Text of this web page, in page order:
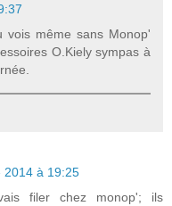
même sans Monop'
O.Kiely sympas à
2014 à 19:25
filer chez monop'; ils